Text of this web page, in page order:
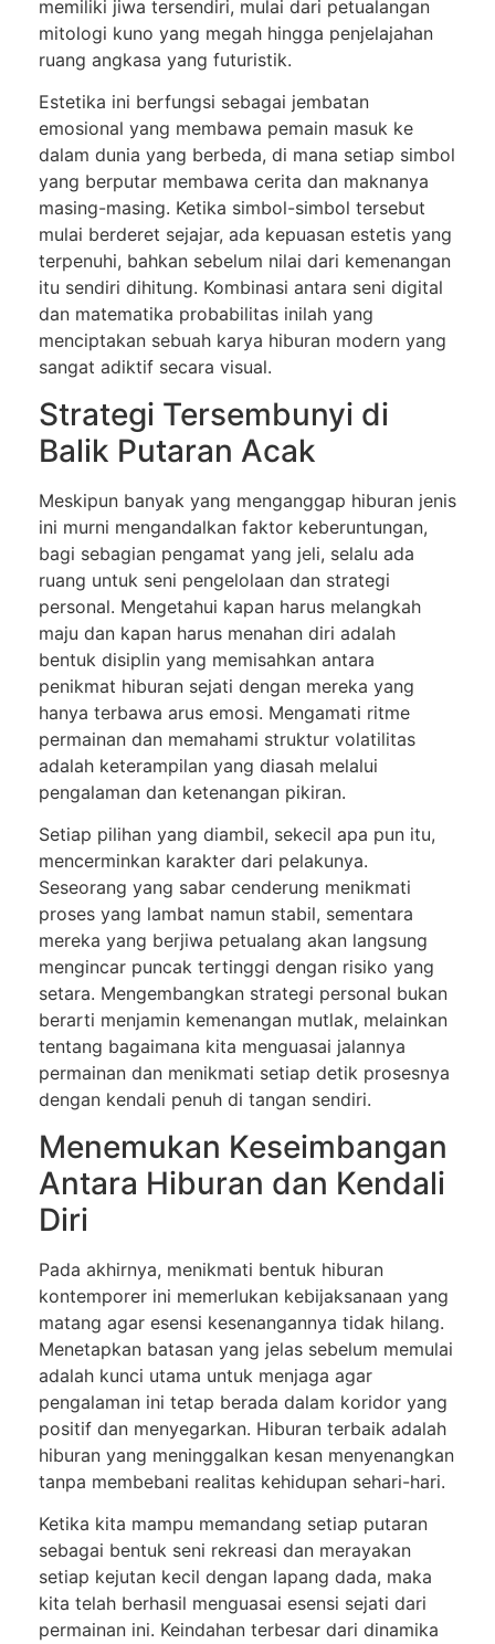
memiliki jiwa tersendiri, mulai dari petualangan
mitologi kuno yang megah hingga penjelajahan
ruang angkasa yang futuristik.
Estetika ini berfungsi sebagai jembatan
emosional yang membawa pemain masuk ke
dalam dunia yang berbeda, di mana setiap simbol
yang berputar membawa cerita dan maknanya
masing-masing. Ketika simbol-simbol tersebut
mulai berderet sejajar, ada kepuasan estetis yang
terpenuhi, bahkan sebelum nilai dari kemenangan
itu sendiri dihitung. Kombinasi antara seni digital
dan matematika probabilitas inilah yang
menciptakan sebuah karya hiburan modern yang
sangat adiktif secara visual.
Strategi Tersembunyi di
Balik Putaran Acak
Meskipun banyak yang menganggap hiburan jenis
ini murni mengandalkan faktor keberuntungan,
bagi sebagian pengamat yang jeli, selalu ada
ruang untuk seni pengelolaan dan strategi
personal. Mengetahui kapan harus melangkah
maju dan kapan harus menahan diri adalah
bentuk disiplin yang memisahkan antara
penikmat hiburan sejati dengan mereka yang
hanya terbawa arus emosi. Mengamati ritme
permainan dan memahami struktur volatilitas
adalah keterampilan yang diasah melalui
pengalaman dan ketenangan pikiran.
Setiap pilihan yang diambil, sekecil apa pun itu,
mencerminkan karakter dari pelakunya.
Seseorang yang sabar cenderung menikmati
proses yang lambat namun stabil, sementara
mereka yang berjiwa petualang akan langsung
mengincar puncak tertinggi dengan risiko yang
setara. Mengembangkan strategi personal bukan
berarti menjamin kemenangan mutlak, melainkan
tentang bagaimana kita menguasai jalannya
permainan dan menikmati setiap detik prosesnya
dengan kendali penuh di tangan sendiri.
Menemukan Keseimbangan
Antara Hiburan dan Kendali
Diri
Pada akhirnya, menikmati bentuk hiburan
kontemporer ini memerlukan kebijaksanaan yang
matang agar esensi kesenangannya tidak hilang.
Menetapkan batasan yang jelas sebelum memulai
adalah kunci utama untuk menjaga agar
pengalaman ini tetap berada dalam koridor yang
positif dan menyegarkan. Hiburan terbaik adalah
hiburan yang meninggalkan kesan menyenangkan
tanpa membebani realitas kehidupan sehari-hari.
Ketika kita mampu memandang setiap putaran
sebagai bentuk seni rekreasi dan merayakan
setiap kejutan kecil dengan lapang dada, maka
kita telah berhasil menguasai esensi sejati dari
permainan ini. Keindahan terbesar dari dinamika